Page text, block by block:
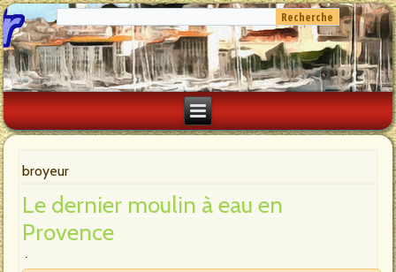
broyeur
Le dernier moulin à eau en
Provence